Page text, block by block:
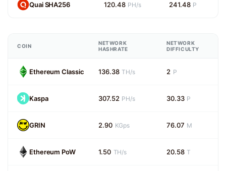
Quai SHA256 120.48 PH/s 241.48 P
COIN
NETWORK
HASHRATE
NETWORK
DIFFICULTY
Ethereum Classic 136.38 TH/s 2 P
Kaspa 307.52 PH/s 30.33 P
GRIN 2.90 KGps 76.07 M
Ethereum PoW 1.50 TH/s 20.58 T